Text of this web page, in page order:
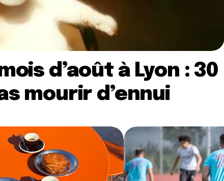
d’août à Lyon : 30
mourir d’ennui